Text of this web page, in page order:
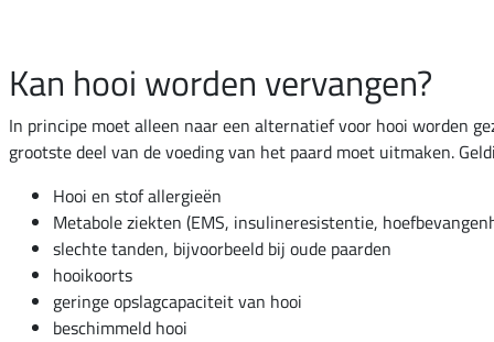
Kan hooi worden vervangen?
In principe moet alleen naar een alternatief voor hooi worden
grootste deel van de voeding van het paard moet uitmaken.
Hooi en stof allergieën
Metabole ziekten (EMS, insulineresistentie,
slechte tanden, bijvoorbeeld bij oude paarden
hooikoorts
geringe opslagcapaciteit van hooi
beschimmeld hooi